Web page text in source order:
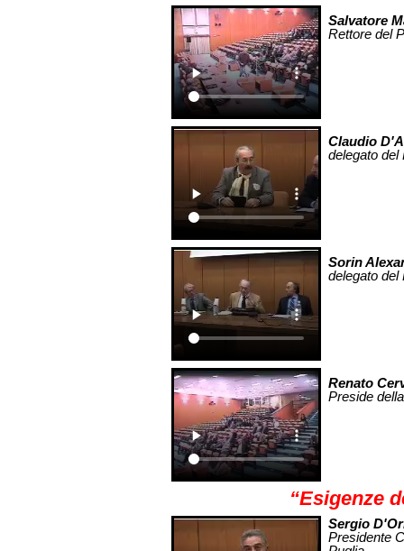
Salvatore
Rettore del
Claudio
delegato del
Sorin
delegato del
Renato
Preside
“Esigenze
Sergio
Presidente